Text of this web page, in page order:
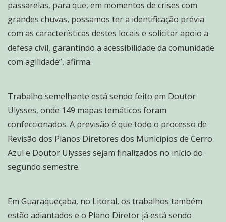
passarelas, para que, em momentos de crises com
grandes chuvas, possamos ter a identificação prévia
com as características destes locais e solicitar apoio a
defesa civil, garantindo a acessibilidade da comunidade
com agilidade”, afirma.
Trabalho semelhante está sendo feito em Doutor
Ulysses, onde 149 mapas temáticos foram
confeccionados. A previsão é que todo o processo de
Revisão dos Planos Diretores dos Municípios de Cerro
Azul e Doutor Ulysses sejam finalizados no início do
segundo semestre.
Em Guaraqueçaba, no Litoral, os trabalhos também
estão adiantados e o Plano Diretor já está sendo